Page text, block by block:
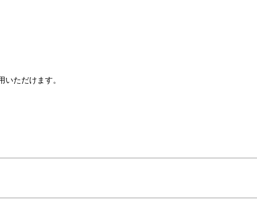
いただけます。